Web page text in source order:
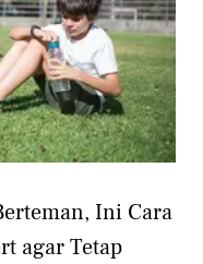
Ini Cara
agar Tetap